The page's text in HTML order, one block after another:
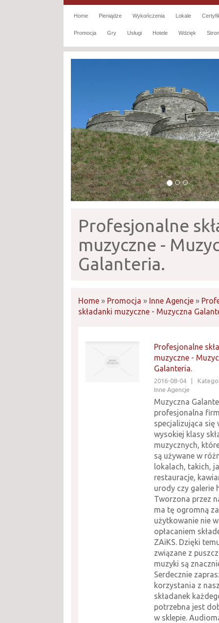
Home Pieniądze Wykończenia Lokale
Promocja Gry Usługi Hotele Wdzięk
Profesjonalne
muzyczne -
Galanteria.
Home » Promocja » Inne Agencje »
składanki muzyczne - Muzyczna
Profesjonalne
muzyczne -
Galanteria.
2016-08-04
Inne Agencje
Muzyczna
profesjonalna
specjalizująca się
wysokiej klasy
muzycznych,
są używane w
lokalach, takich,
restauracje,
urody czy galerie
Tworzona przez
ma tę ogromną
użytkowanie nie
opłacaniem
ZAiKS. Dzięki
związane z
muzyki są
Serdecznie
korzystania z
składanek
potrzebna jest
w sklepie.